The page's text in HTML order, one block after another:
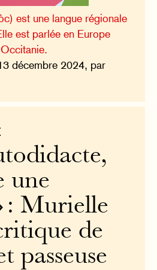
est une langue régionale
est parlée en Europe
décembre 2024, par
une
: Murielle
de
passeuse